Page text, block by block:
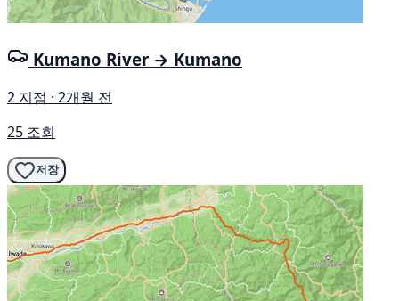
Kumano River → Kumano
2 지점 · 2개월 전
25 조회
저장